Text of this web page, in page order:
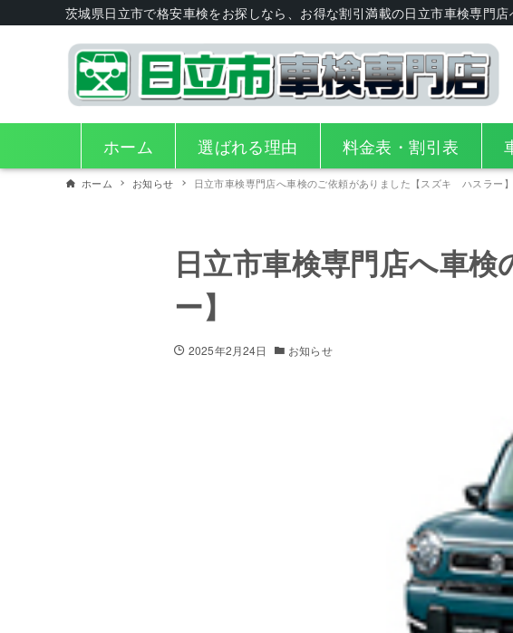
茨城県日立市で格安車検をお探しなら、お得な割引満載の日立市車検専門店
ホーム 選ばれる理由 料金表・割引表
ホーム お知らせ 日立市車検専門店へ車検のご依頼がありました【スズキ ハスラー】
日立市車検専門店へ車
ー】
2025年2月24日 お知らせ